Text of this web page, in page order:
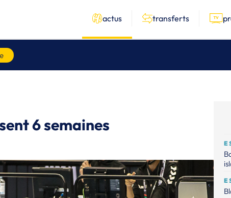
actus transferts
6 semaines